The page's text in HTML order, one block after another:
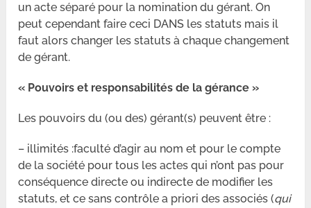
un acte séparé pour la nomination du gérant. On
peut cependant faire ceci DANS les statuts mais il
faut alors changer les statuts à chaque changement
de gérant.
« Pouvoirs et responsabilités de la gérance »
Les pouvoirs du (ou des) gérant(s) peuvent être :
– illimités :faculté d’agir au nom et pour le compte
de la société pour tous les actes qui n’ont pas pour
conséquence directe ou indirecte de modifier les
statuts, et ce sans contrôle a priori des associés (qui